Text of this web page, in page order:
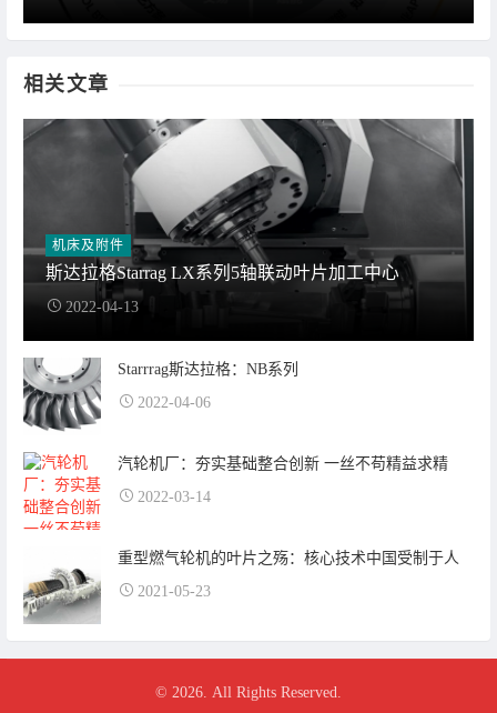
相关文章
机床及附件
斯达拉格Starrag LX系列5轴联动叶片加工中心
2022-04-13
Starrrag斯达拉格：NB系列
2022-04-06
汽轮机厂：夯实基础整合创新 一丝不苟精益求精
2022-03-14
重型燃气轮机的叶片之殇：核心技术中国受制于人
2021-05-23
© 2026. All Rights Reserved.